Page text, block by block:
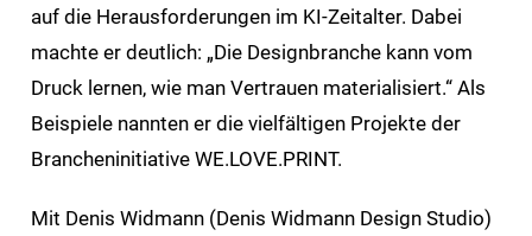
auf die Herausforderungen im KI-Zeitalter. Dabei
machte er deutlich: „Die Designbranche kann vom
Druck lernen, wie man Vertrauen materialisiert.“ Als
Beispiele nannten er die vielfältigen Projekte der
Brancheninitiative WE.LOVE.PRINT.
Mit Denis Widmann (Denis Widmann Design Studio)